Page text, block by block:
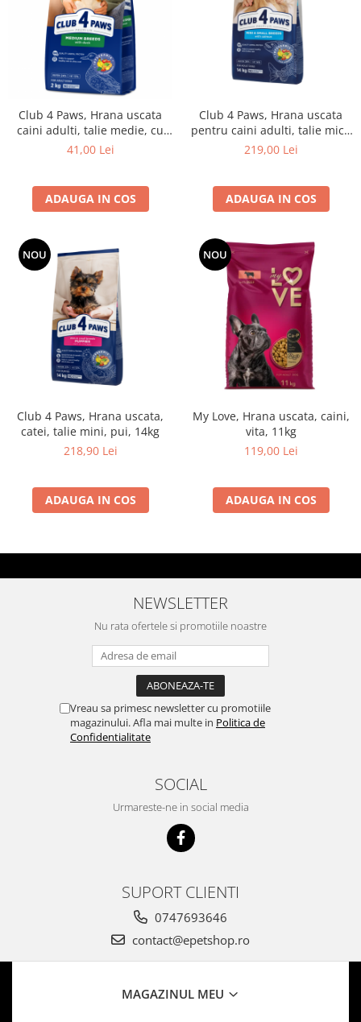
Club 4 Paws, Hrana uscata
caini adulti, talie medie, cu
rata, 2kg
41,00 Lei
ADAUGA IN COS
Club 4 Paws, Hrana uscata
pentru caini adulti, talie mica
si miniaturala, cu somon,
219,00 Lei
ADAUGA IN COS
NOU
Club 4 Paws, Hrana uscata,
catei, talie mini, pui, 14kg
218,90 Lei
ADAUGA IN COS
NOU
My Love, Hrana uscata, caini,
vita, 11kg
119,00 Lei
ADAUGA IN COS
NEWSLETTER
Nu rata ofertele si promotiile noastre
Vreau sa primesc newsletter cu promotiile
magazinului. Afla mai multe in Politica de
Confidentialitate
SOCIAL
Urmareste-ne in social media
SUPORT CLIENTI
0747693646
contact@epetshop.ro
MAGAZINUL MEU